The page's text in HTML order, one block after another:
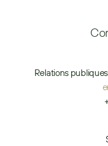
Relations